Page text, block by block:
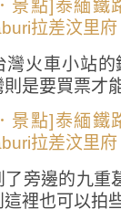
灣火車小站
是要買票才
了旁邊的九重
裡也可以拍